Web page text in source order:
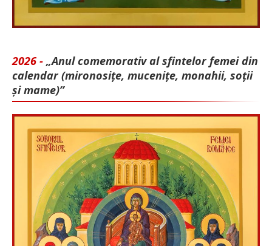
2026 - „Anul comemorativ al sfintelor femei din
calendar (mironosițe, mu­cenițe, monahii, soții
și mame)”